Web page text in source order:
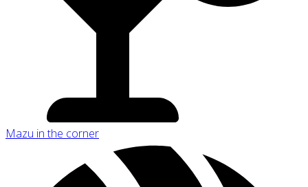
Mazu in the corner